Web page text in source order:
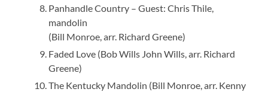
Panhandle Country – Guest: Chris Thile,
mandolin
(Bill Monroe, arr. Richard Greene)
Faded Love (Bob Wills John Wills, arr. Richard
Greene)
The Kentucky Mandolin (Bill Monroe, arr. Kenny